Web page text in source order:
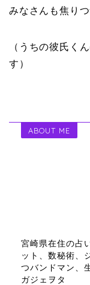
みなさんも焦り
（うちの彼氏く
す）
ABOUT ME
宮崎県在住の占
ット、数秘術、
つバンドマン、
ガジェヲタ